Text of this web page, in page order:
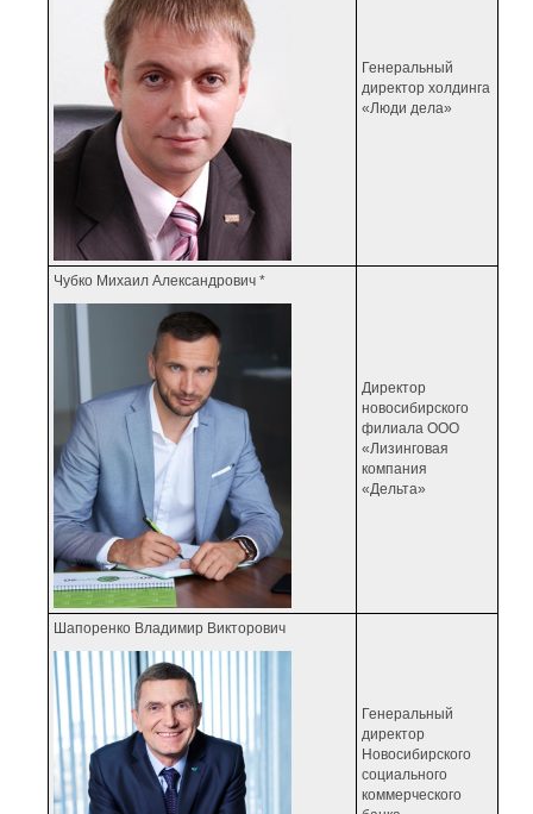
Генеральный
директор холдинга
«Люди дела»
Чубко Михаил Александрович *
Директор
новосибирского
филиала ООО
«Лизинговая
компания
«Дельта»
Шапоренко Владимир Викторович
Генеральный
директор
Новосибирского
социального
коммерческого